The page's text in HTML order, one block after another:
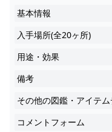
基本情報
入手場所(全20ヶ所)
用途・効果
備考
その他の図鑑・アイテム
コメントフォーム